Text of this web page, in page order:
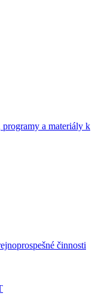
a materiály k
činnosti